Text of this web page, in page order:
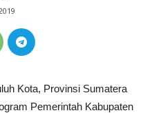
Kota, Provinsi Sumatera
Pemerintah Kabupaten